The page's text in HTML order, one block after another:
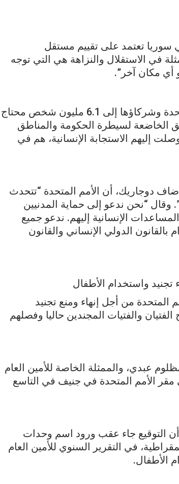
سوريا تعتمد على تقييم مستقل
في الاستقلال والنزاهة هي التي توجه
أي مكان آخر”.
ومن خلال هذه الاستجابة الرئيسية، تصل الأمم المتحدة وشركاؤها إلى 6.1 مليون شخص محتاج
الخاضعة لسيطرة الحكومة والمناطق
٪ من هؤلاء الذين وصلت إليهم الاستجابة الإنسانية، هم في
أضاف دوجاريك، أن الأمم المتحدة “تتحدث
“نحن ندعو إلى حماية المدنيين
الإنسانية إليهم. ندعو جميع
الدولي الإنساني والقانون
واستخدام الأطفال
من أجل إنهاء ومنع تجنيد
والفتيات المجندين حاليا وفصلهم
عبدي، والممثلة الخاصة للأمين العام
مقر الأمم المتحدة في جنيف في التاسع
التوقيع جاء عقب ورود اسم وحدات
في التقرير السنوي للأمين العام
الأطفال.